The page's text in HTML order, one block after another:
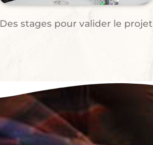
Des stages pour valider le projet